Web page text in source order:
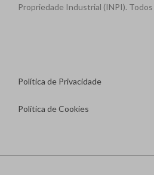
Propriedade Industrial (INPI).
Política de Privacidade
Política de Cookies